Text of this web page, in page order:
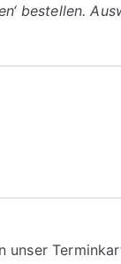
bestellen.
unser